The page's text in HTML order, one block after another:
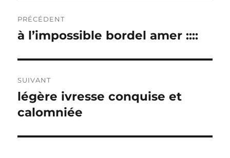
de
PRÉCÉDENT
Publication
à l’impossible bordel amer ::::
SUIVANT
Publication
suivante :
légère ivresse conquise et
calomniée